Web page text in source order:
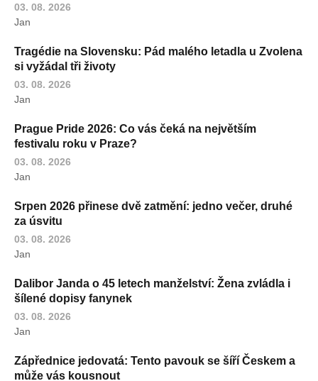
03. 08. 2026
Jan
Tragédie na Slovensku: Pád malého letadla u Zvolena
si vyžádal tři životy
03. 08. 2026
Jan
Prague Pride 2026: Co vás čeká na největším
festivalu roku v Praze?
03. 08. 2026
Jan
Srpen 2026 přinese dvě zatmění: jedno večer, druhé
za úsvitu
03. 08. 2026
Jan
Dalibor Janda o 45 letech manželství: Žena zvládla i
šílené dopisy fanynek
03. 08. 2026
Jan
Zápřednice jedovatá: Tento pavouk se šíří Českem a
může vás kousnout